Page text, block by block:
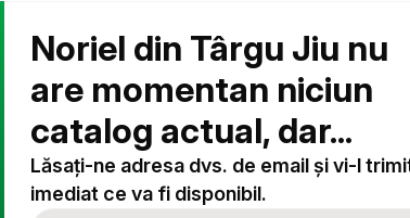
Noriel din Târgu Jiu nu
are momentan niciun
catalog actual, dar...
Lăsați-ne adresa dvs. de email și vi-l
imediat ce va fi disponibil.